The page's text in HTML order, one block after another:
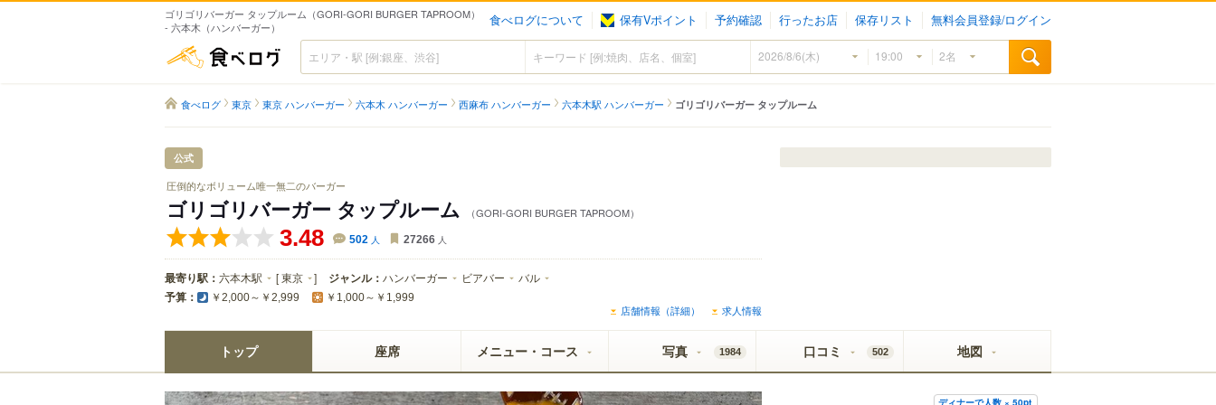
ゴリゴリバーガー タップルーム（GORI-GORI BURGER TAPROOM）
- 六本木（ハンバーガー）
食べログについて 保有Vポイント 予約確認 行ったお店 保存リスト 無料会員登録/ログイン
食べログ
食べログ 東京 東京 ハンバーガー 六本木 ハンバーガー 西麻布 ハンバーガー 六本木駅 ハンバーガー ゴリゴリバーガー タップルーム
公式
圧倒的なボリューム唯一無二のバーガー
ゴリゴリバーガー タップルーム （GORI-GORI BURGER TAPROOM）
3.48 502 人 27266 人
最寄り駅： 六本木駅 [東京 ] ジャンル： ハンバーガー ビアバー バル
予算： ￥2,000～￥2,999 ￥1,000～￥1,999
店舗情報（詳細） 求人情報
トップ 座席 メニュー・コース 写真 1984 口コミ 502 地図
ディナーで人数 × 50pt